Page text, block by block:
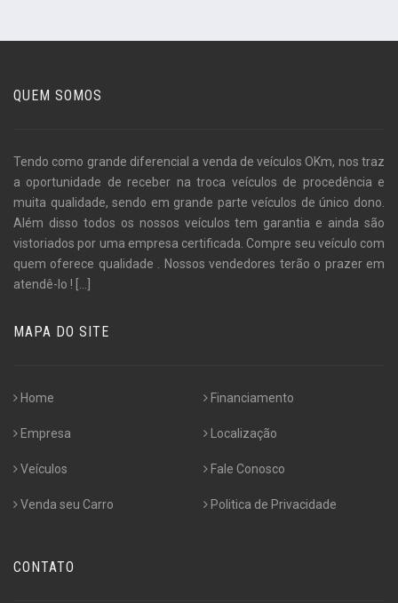
QUEM SOMOS
Tendo como grande diferencial a venda de veículos OKm, nos traz
a oportunidade de receber na troca veículos de procedência e
muita qualidade, sendo em grande parte veículos de único dono.
Além disso todos os nossos veículos tem garantia e ainda são
vistoriados por uma empresa certificada. Compre seu veículo com
quem oferece qualidade . Nossos vendedores terão o prazer em
atendê-lo ! [...]
MAPA DO SITE
Home
Empresa
Veículos
Venda seu Carro
Financiamento
Localização
Fale Conosco
Politica de Privacidade
CONTATO